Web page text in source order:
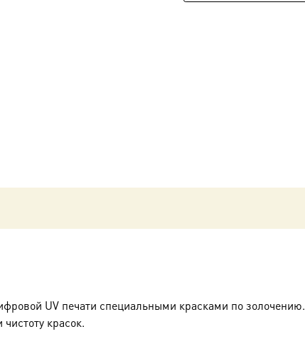
UV печати специальными красками по золочению.
красок.